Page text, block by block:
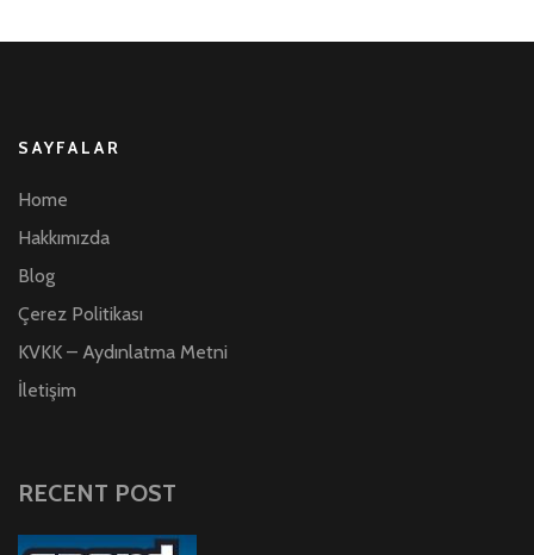
SAYFALAR
Home
Hakkımızda
Blog
Çerez Politikası
KVKK – Aydınlatma Metni
İletişim
RECENT POST